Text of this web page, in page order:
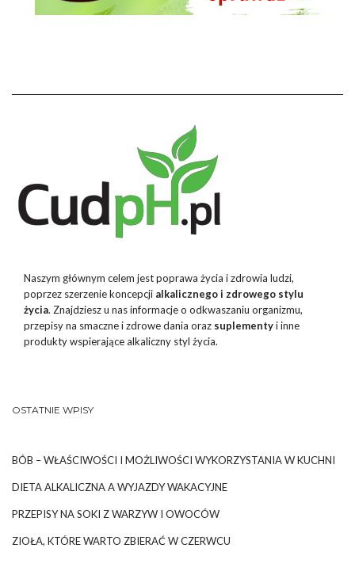
Naszym głównym celem jest poprawa życia i zdrowia ludzi,
poprzez szerzenie koncepcji alkalicznego i zdrowego stylu
życia. Znajdziesz u nas informacje o odkwaszaniu organizmu,
przepisy na smaczne i zdrowe dania oraz suplementyi inne
produkty wspierające alkaliczny styl życia.
OSTATNIE WPISY
BÓB – WŁAŚCIWOŚCI I MOŻLIWOŚCI WYKORZYSTANIA W KUCHNI
DIETA ALKALICZNA A WYJAZDY WAKACYJNE
PRZEPISY NA SOKI Z WARZYW I OWOCÓW
ZIOŁA, KTÓRE WARTO ZBIERAĆ W CZERWCU